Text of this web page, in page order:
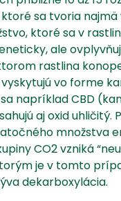
sa tvoria
ktoré sa v
ale
rastlina
vo forme
napríklad CBD
aj oxid uhličitý.
množstva
CO2 vzniká
je v tomto
dekarboxylácia.